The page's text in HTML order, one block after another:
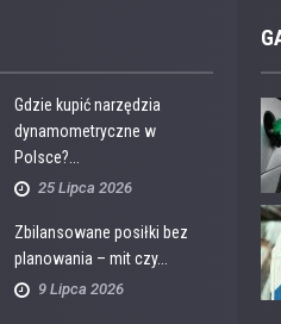
Gdzie kupić narzędzia
dynamometryczne w
Polsce?...
25 Lipca 2026
Zbilansowane posiłki bez
planowania – mit czy...
9 Lipca 2026